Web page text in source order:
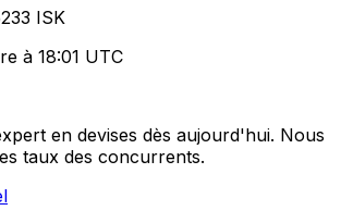
ISK
à 18:01 UTC
en devises dès aujourd'hui. Nous
taux des concurrents.